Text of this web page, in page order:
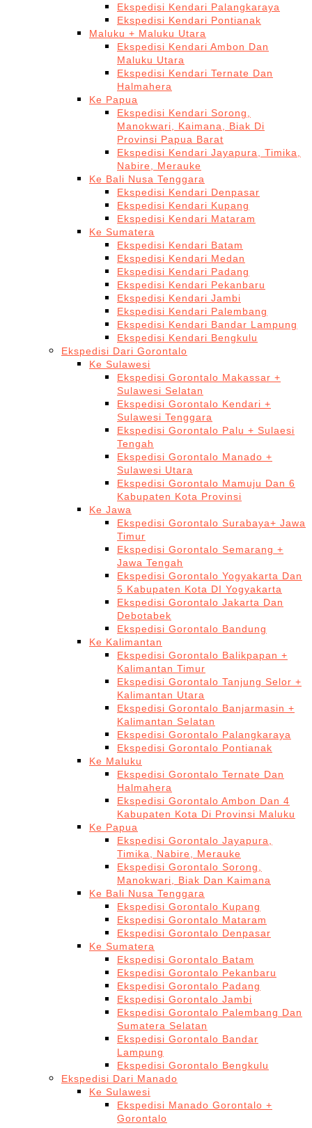
Ekspedisi Kendari Palangkaraya
Ekspedisi Kendari Pontianak
Maluku + Maluku Utara
Ekspedisi Kendari Ambon Dan
Maluku Utara
Ekspedisi Kendari Ternate Dan
Halmahera
Ke Papua
Ekspedisi Kendari Sorong,
Manokwari, Kaimana, Biak Di
Provinsi Papua Barat
Ekspedisi Kendari Jayapura, Timika,
Nabire, Merauke
Ke Bali Nusa Tenggara
Ekspedisi Kendari Denpasar
Ekspedisi Kendari Kupang
Ekspedisi Kendari Mataram
Ke Sumatera
Ekspedisi Kendari Batam
Ekspedisi Kendari Medan
Ekspedisi Kendari Padang
Ekspedisi Kendari Pekanbaru
Ekspedisi Kendari Jambi
Ekspedisi Kendari Palembang
Ekspedisi Kendari Bandar Lampung
Ekspedisi Kendari Bengkulu
Ekspedisi Dari Gorontalo
Ke Sulawesi
Ekspedisi Gorontalo Makassar +
Sulawesi Selatan
Ekspedisi Gorontalo Kendari +
Sulawesi Tenggara
Ekspedisi Gorontalo Palu + Sulaesi
Tengah
Ekspedisi Gorontalo Manado +
Sulawesi Utara
Ekspedisi Gorontalo Mamuju Dan 6
Kabupaten Kota Provinsi
Ke Jawa
Ekspedisi Gorontalo Surabaya+ Jawa
Timur
Ekspedisi Gorontalo Semarang +
Jawa Tengah
Ekspedisi Gorontalo Yogyakarta Dan
5 Kabupaten Kota DI Yogyakarta
Ekspedisi Gorontalo Jakarta Dan
Debotabek
Ekspedisi Gorontalo Bandung
Ke Kalimantan
Ekspedisi Gorontalo Balikpapan +
Kalimantan Timur
Ekspedisi Gorontalo Tanjung Selor +
Kalimantan Utara
Ekspedisi Gorontalo Banjarmasin +
Kalimantan Selatan
Ekspedisi Gorontalo Palangkaraya
Ekspedisi Gorontalo Pontianak
Ke Maluku
Ekspedisi Gorontalo Ternate Dan
Halmahera
Ekspedisi Gorontalo Ambon Dan 4
Kabupaten Kota Di Provinsi Maluku
Ke Papua
Ekspedisi Gorontalo Jayapura,
Timika, Nabire, Merauke
Ekspedisi Gorontalo Sorong,
Manokwari, Biak Dan Kaimana
Ke Bali Nusa Tenggara
Ekspedisi Gorontalo Kupang
Ekspedisi Gorontalo Mataram
Ekspedisi Gorontalo Denpasar
Ke Sumatera
Ekspedisi Gorontalo Batam
Ekspedisi Gorontalo Pekanbaru
Ekspedisi Gorontalo Padang
Ekspedisi Gorontalo Jambi
Ekspedisi Gorontalo Palembang Dan
Sumatera Selatan
Ekspedisi Gorontalo Bandar
Lampung
Ekspedisi Gorontalo Bengkulu
Ekspedisi Dari Manado
Ke Sulawesi
Ekspedisi Manado Gorontalo +
Gorontalo